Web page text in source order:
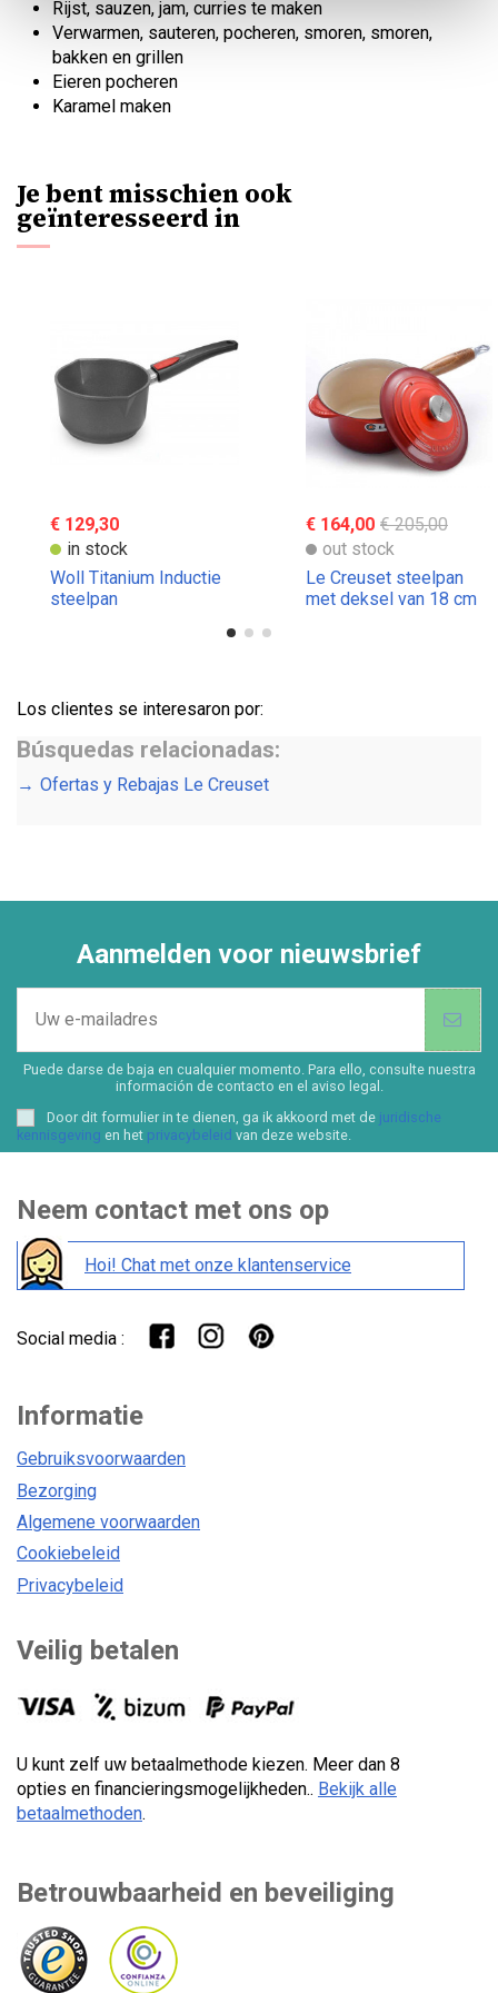
Rijst, sauzen, jam, curries te maken
Verwarmen, sauteren, pocheren, smoren, smoren,
bakken en grillen
Eieren pocheren
Karamel maken
Je bent misschien ook
geïnteresseerd in
€ 129,30
in stock
Woll Titanium Inductie
steelpan
€ 164,00 € 205,00
out stock
Le Creuset steelpan
met deksel van 18 cm
Los clientes se interesaron por:
Búsquedas relacionadas:
Ofertas y Rebajas Le Creuset
Aanmelden voor nieuwsbrief
Puede darse de baja en cualquier momento. Para ello, consulte nuestra
información de contacto en el aviso legal.
Door dit formulier in te dienen, ga ik akkoord met de juridische
kennisgeving en het privacybeleid van deze website.
Neem contact met ons op
Hoi! Chat met onze klantenservice
Social media :
Informatie
Gebruiksvoorwaarden
Bezorging
Algemene voorwaarden
Cookiebeleid
Privacybeleid
Veilig betalen
U kunt zelf uw betaalmethode kiezen. Meer dan 8
opties en financieringsmogelijkheden.. Bekijk alle
betaalmethoden.
Betrouwbaarheid en beveiliging